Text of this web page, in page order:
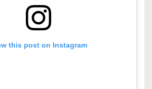
this post on Instagram